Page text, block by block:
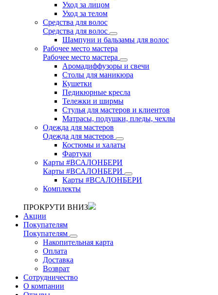
Уход за лицом
Уход за телом
Средства для волос
Средства для волос
Шампуни и бальзамы для волос
Рабочее место мастера
Рабочее место мастера
Аромадиффузоры и свечи
Столы для маникюра
Кушетки
Педикюрные кресла
Тележки и ширмы
Стулья для мастеров и клиентов
Матрасы, подушки, пледы, чехлы
Одежда для мастеров
Одежда для мастеров
Костюмы и халаты
Фартуки
Карты #ВСАЛОНБЕРИ
Карты #ВСАЛОНБЕРИ
Карты #ВСАЛОНБЕРИ
Комплекты
ПРОКРУТИ ВНИЗ
Акции
Покупателям
Покупателям
Накопительная карта
Оплата
Доставка
Возврат
Сотрудничество
О компании